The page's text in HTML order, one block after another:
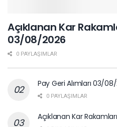
Açıklanan Kar
03/08/2026
0 PAYLAŞIMLAR
Pay Geri Alımları 03/
0 PAYLAŞIMLAR
Açıklanan Kar